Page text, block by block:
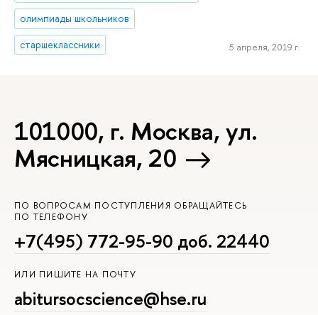
олимпиады школьников
старшеклассники
5 апреля, 2019 г.
101000, г. Москва, ул.
Мясницкая, 20
ПО ВОПРОСАМ ПОСТУПЛЕНИЯ ОБРАЩАЙТЕСЬ
ПО ТЕЛЕФОНУ
+7(495) 772-95-90 доб. 22440
ИЛИ ПИШИТЕ НА ПОЧТУ
abitursocscience@hse.ru